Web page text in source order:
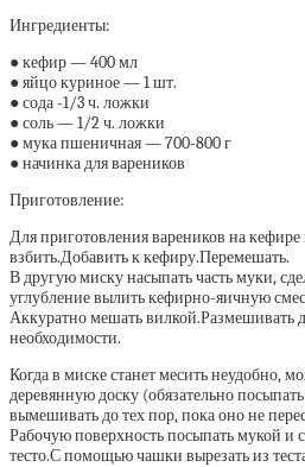
Ингредиенты:
● кефир — 400 мл
● яйцо куриное — 1 шт.
● сода -1/3 ч. ложки
● соль — 1/2 ч. ложки
● мука пшеничная — 700-800 г
● начинка для вареников
Приготовление:
Для приготовления вареников на
взбить.Добавить к кефиру.Перемешать.
В другую миску насыпать часть муки,
углубление вылить кефирно-яичную
Аккуратно мешать вилкой.Размешивать
необходимости.
Когда в миске станет месить неудобно,
деревянную доску (обязательно
вымешивать до тех пор, пока оно не
Рабочую поверхность посыпать мукой и
тесто.С помощью чашки вырезать из